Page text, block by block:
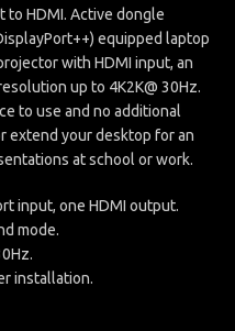
to HDMI. Active dongle
equipped laptop
with HDMI input, an
up to 4K2K@ 30Hz.
to use and no additional
extend your desktop for an
at school or work.
input, one HDMI output.
mode.
installation.